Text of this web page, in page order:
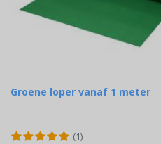
Groene loper vanaf 1 meter
(1)